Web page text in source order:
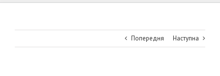
Попередня Наступна